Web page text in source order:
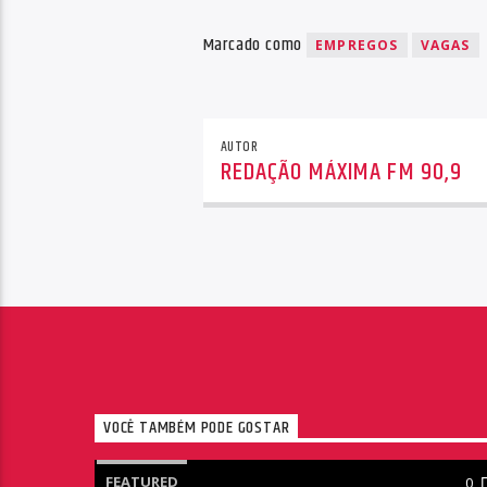
Marcado como EMPREGOS VAGAS
AUTOR
REDAÇÃO MÁXIMA FM 90,9
VOCÊ TAMBÉM PODE GOSTAR
FEATURED 0